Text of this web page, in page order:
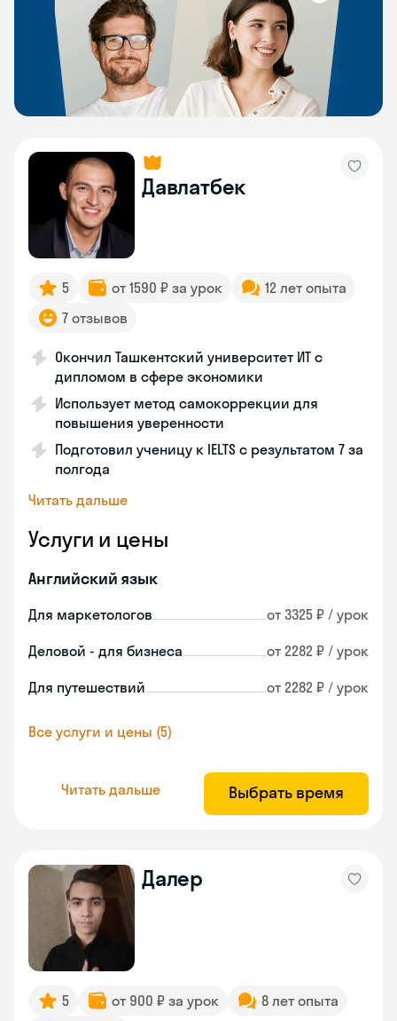
Давлатбек
5 от 1590 ₽ за урок
12 лет опыта
7 отзывов
Окончил Ташкентский университет ИТ с
дипломом в сфере экономики
Использует метод самокоррекции для
повышения уверенности
Подготовил ученицу к IELTS с результатом 7 за
полгода
Читать дальше
Услуги и цены
Английский язык
Для маркетологов от 3325 ₽ / урок
Деловой - для бизнеса от 2282 ₽ / урок
Для путешествий от 2282 ₽ / урок
Все услуги и цены (5)
Читать дальше Выбрать время
Далер
5 от 900 ₽ за урок
8 лет опыта